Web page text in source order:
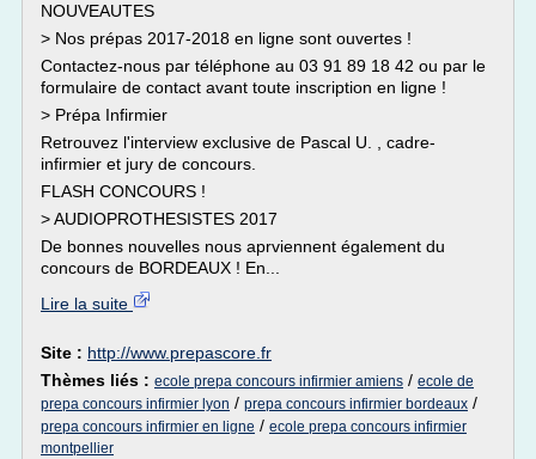
NOUVEAUTES
> Nos prépas 2017-2018 en ligne sont ouvertes !
Contactez-nous par téléphone au 03 91 89 18 42 ou par le
formulaire de contact avant toute inscription en ligne !
> Prépa Infirmier
Retrouvez l'interview exclusive de Pascal U. , cadre-
infirmier et jury de concours.
FLASH CONCOURS !
> AUDIOPROTHESISTES 2017
De bonnes nouvelles nous aprviennent également du
concours de BORDEAUX ! En...
Lire la suite
Site : http://www.prepascore.fr
Thèmes liés : ecole prepa concours infirmier amiens / ecole de
prepa concours infirmier lyon / prepa concours infirmier bordeaux /
prepa concours infirmier en ligne / ecole prepa concours infirmier
montpellier